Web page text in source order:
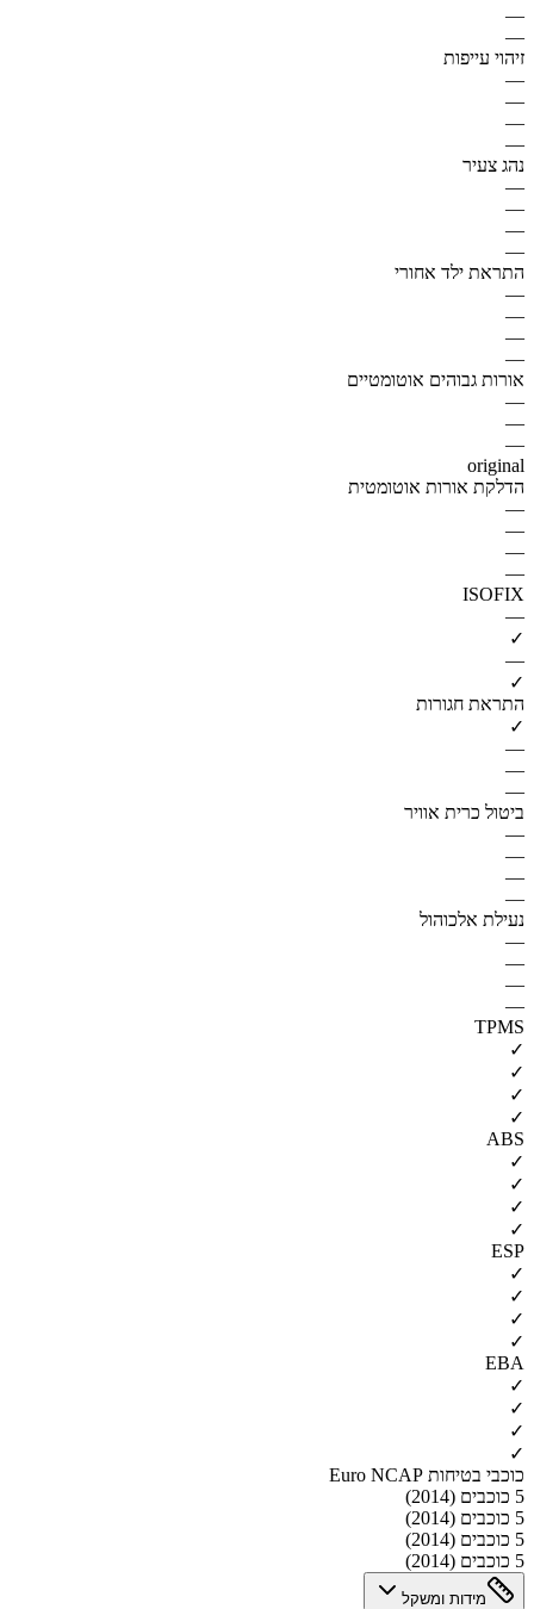
—
—
זיהוי עייפות
—
—
—
—
נהג צעיר
—
—
—
—
התראת ילד אחורי
—
—
—
—
אורות גבוהים אוטומטיים
—
—
—
original
הדלקת אורות אוטומטית
—
—
—
—
ISOFIX
—
✓
—
✓
התראת חגורות
✓
—
—
—
ביטול כרית אוויר
—
—
—
—
נעילת אלכוהול
—
—
—
—
TPMS
✓
✓
✓
✓
ABS
✓
✓
✓
✓
ESP
✓
✓
✓
✓
EBA
✓
✓
✓
✓
כוכבי בטיחות Euro NCAP
5 כוכבים (2014)
5 כוכבים (2014)
5 כוכבים (2014)
5 כוכבים (2014)
מידות ומשקל